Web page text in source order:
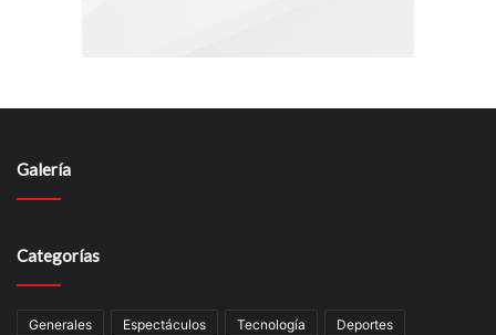
Galería
Categorías
Generales Espectáculos Tecnología Deportes